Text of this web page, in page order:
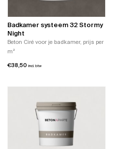
Badkamer systeem 32 Stormy
Night
Beton Ciré voor je badkamer, prijs per
m²
€38,50 incl. btw